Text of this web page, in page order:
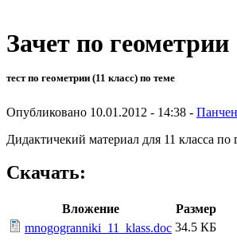
Зачет по
тест по геометрии (11 класс) по теме
Опубликовано 10.01.2012 - 14:38 -
Дидактичекий материал для 11 класса
Скачать:
Вложение
Размер
mnogogranniki_11_klass.doc 34.5 КБ